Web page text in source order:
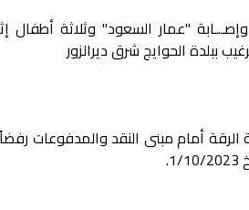
"عمار السعود" وثلاثة أطفال إثر
ببلدة الحوايج شرق ديرالزور